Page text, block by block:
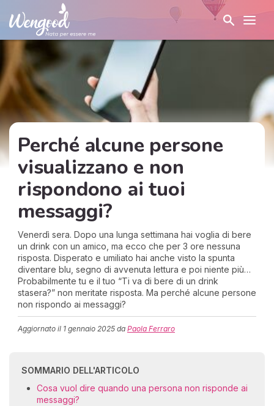
Perché alcune persone
visualizzano e non
rispondono ai tuoi
messaggi?
Venerdì sera. Dopo una lunga settimana hai voglia di bere
un drink con un amico, ma ecco che per 3 ore nessuna
risposta. Disperato e umiliato hai anche visto la spunta
diventare blu, segno di avvenuta lettura e poi niente più…
Probabilmente tu e il tuo “Ti va di bere di un drink
stasera?” non meritate risposta. Ma perché alcune persone
non rispondo ai messaggi?
Aggiornato il 1 gennaio 2025 da Paola Ferraro
SOMMARIO DELL'ARTICOLO
Cosa vuol dire quando una persona non risponde ai
messaggi?